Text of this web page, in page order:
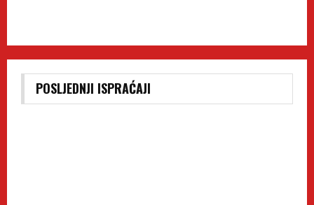
POSLJEDNJI ISPRAĆAJI